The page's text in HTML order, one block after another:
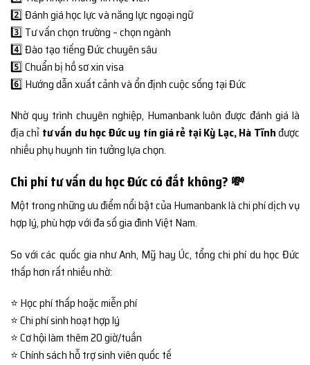
2️⃣ Đánh giá học lực và năng lực ngoại ngữ
3️⃣ Tư vấn chọn trường – chọn ngành
4️⃣ Đào tạo tiếng Đức chuyên sâu
5️⃣ Chuẩn bị hồ sơ xin visa
6️⃣ Hướng dẫn xuất cảnh và ổn định cuộc sống tại Đức
Nhờ quy trình chuyên nghiệp, Humanbank luôn được đánh giá là
địa chỉ tư vấn du học Đức uy tín giá rẻ tại Kỳ Lạc, Hà Tĩnhđược
nhiều phụ huynh tin tưởng lựa chọn.
Chi phí tư vấn du học Đức có đắt không? 💸
Một trong những ưu điểm nổi bật của Humanbank là chi phí dịch vụ
hợp lý, phù hợp với đa số gia đình Việt Nam.
So với các quốc gia như Anh, Mỹ hay Úc, tổng chi phí du học Đức
thấp hơn rất nhiều nhờ:
⭐ Học phí thấp hoặc miễn phí
⭐ Chi phí sinh hoạt hợp lý
⭐ Cơ hội làm thêm 20 giờ/tuần
⭐ Chính sách hỗ trợ sinh viên quốc tế